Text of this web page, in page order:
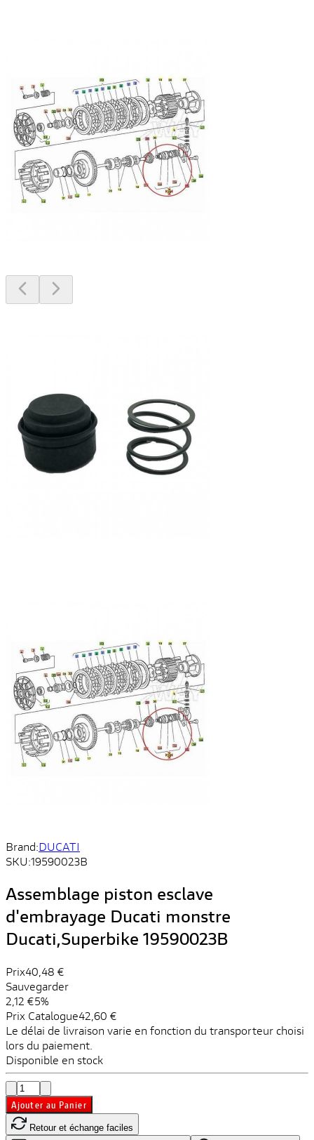
Brand:DUCATI
SKU:19590023B
Assemblage piston esclave
d'embrayage Ducati monstre
Ducati,Superbike 19590023B
Prix40,48 €
Sauvegarder
2,12 €5%
Prix ​​Catalogue42,60 €
Le délai de livraison varie en fonction du transporteur choisi
lors du paiement.
Disponible en stock
Ajouter au Panier
Retour et échange faciles